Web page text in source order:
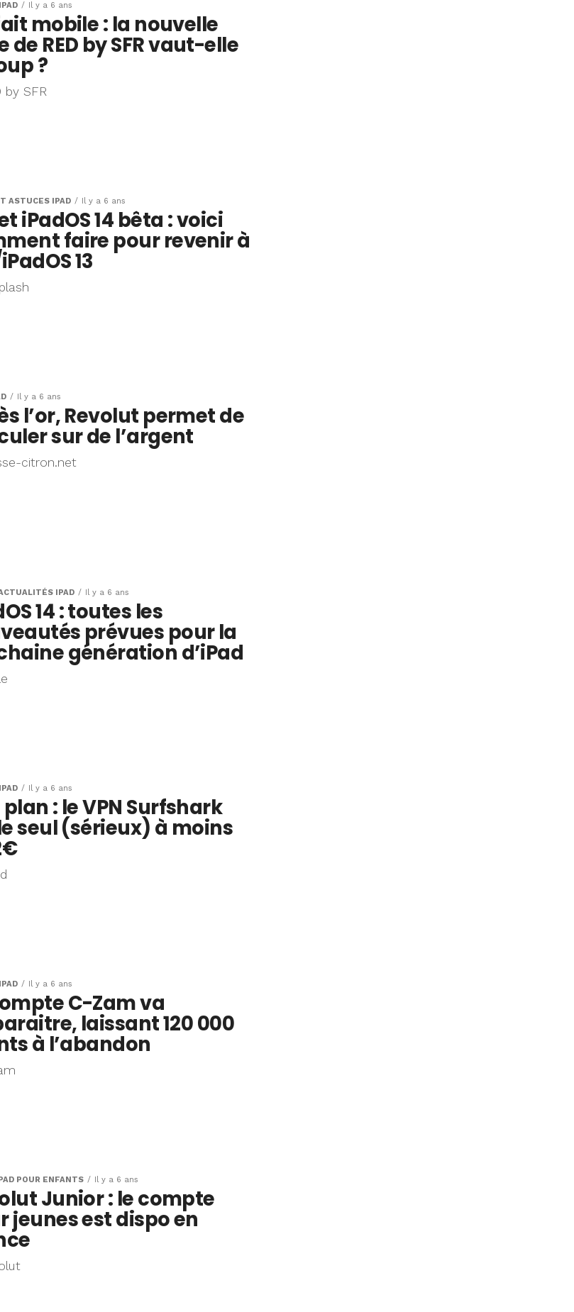
Il y a 6 ans
mobile : la nouvelle
de RED by SFR vaut-elle
?
by SFR
ASTUCES IPAD Il y a 6 ans
iPadOS 14 bêta : voici
faire pour revenir à
13
Il y a 6 ans
l’or, Revolut permet de
sur de l’argent
citron.net
IPAD Il y a 6 ans
14 : toutes les
prévues pour la
génération d’iPad
Il y a 6 ans
plan : le VPN Surfshark
seul (sérieux) à moins
Il y a 6 ans
C-Zam va
laissant 120 000
à l’abandon
POUR ENFANTS Il y a 6 ans
Junior : le compte
jeunes est dispo en